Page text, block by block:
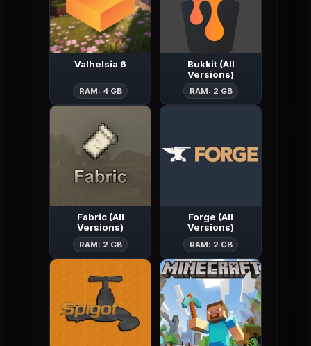
Valhelsia 6
RAM: 4 GB Valhelsia 6
Bukkit (All
Versions)
RAM: 2 GB Bukkit (All
Fabric (All
Versions)
RAM: 2 GB Fabric (All Versions)
Forge (All
Versions)
RAM: 2 GB Forge (All